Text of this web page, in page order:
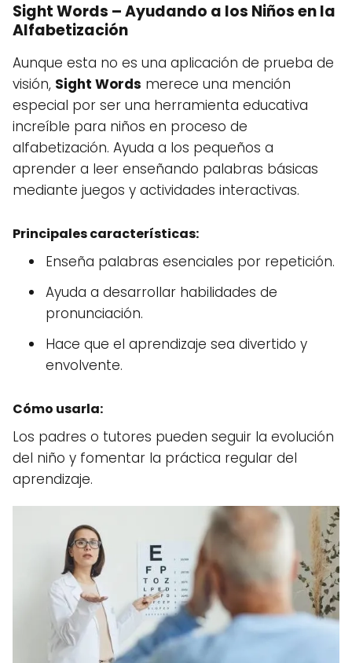
Sight Words – Ayudando a los Niños en la
Alfabetización
Aunque esta no es una aplicación de prueba de
visión, Sight Words merece una mención
especial por ser una herramienta educativa
increíble para niños en proceso de
alfabetización. Ayuda a los pequeños a
aprender a leer enseñando palabras básicas
mediante juegos y actividades interactivas.
Principales características:
Enseña palabras esenciales por repetición.
Ayuda a desarrollar habilidades de
pronunciación.
Hace que el aprendizaje sea divertido y
envolvente.
Cómo usarla:
Los padres o tutores pueden seguir la evolución
del niño y fomentar la práctica regular del
aprendizaje.